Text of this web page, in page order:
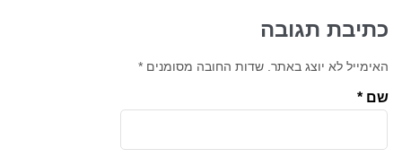
כתיבת תגובה
האימייל לא יוצג באתר. שדות החובה מסומנים *
שם *